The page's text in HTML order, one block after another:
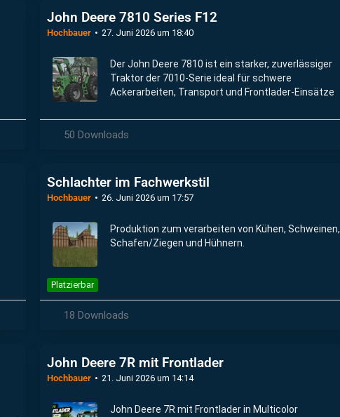
John Deere 7810 Series F12
Hochbauer 27. Juni 2026 um 18:40
Der John Deere 7810 ist ein starker, zuverlässiger
Traktor der 7010-Serie ideal für schwere
Ackerarbeiten, Transport und Frontlader-Einsätze
50 Downloads
Schlachter im Fachwerkstil
Hochbauer 26. Juni 2026 um 17:57
Produktion zum verarbeiten von Kühen, Schweinen,
Schafen/Ziegen und Hühnern.
Platzierbar
18 Downloads
John Deere 7R mit Frontlader
Hochbauer 21. Juni 2026 um 14:14
John Deere 7R mit Frontlader in Multicolor